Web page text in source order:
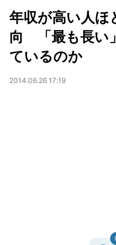
年収が高い人ほ
向 「最も長い
ているのか
2014.06.26 17:19